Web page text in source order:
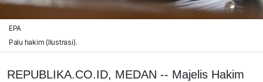
EPA
Palu hakim (Ilustrasi).
REPUBLIKA.CO.ID, MEDAN -- Majelis Hakim